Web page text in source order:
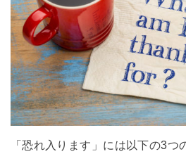
「恐れ入ります」には以下の3つ